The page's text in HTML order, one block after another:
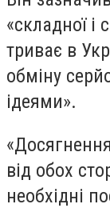
«складної і
триває в
обміну
ідеями».
від обох
необхідні